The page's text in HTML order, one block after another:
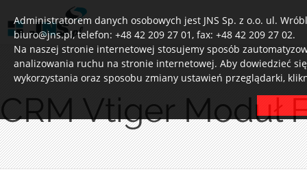
Administratorem danych osobowych jest JNS Sp. z o.o. ul.
biuro@jns.pl, telefon: +48 42 209 27 01, fax: +48 42 209 27 02.
Na naszej stronie internetowej stosujemy sposób
analizowania ruchu na stronie internetowej. Aby dowiedzieć
wykorzystania oraz sposobu zmiany ustawień przeglądarki,
CRM Vtiger Moduł